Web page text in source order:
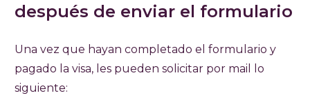
después de enviar el formulario
Una vez que hayan completado el formulario y
pagado la visa, les pueden solicitar por mail lo
siguiente: